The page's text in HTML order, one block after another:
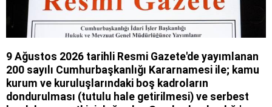
9 Ağustos 2026 tarihli Resmi Gazete'de yayımlanan
200 sayılı Cumhurbaşkanlığı Kararnamesi ile; kamu
kurum ve kuruluşlarındaki boş kadroların
dondurulması (tutulu hale getirilmesi) ve serbest